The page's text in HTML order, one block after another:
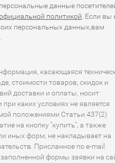
данные
политикой . Если вы
персональных данных,вам
касающаяся
стоимости товаров, скидок и
доставки и оплаты, носит
каких условиях не является
положениями Статьи 437(2)
на кнопку "купить", а также
иных форм, не накладывает на
Присланное по e-mail
формы заявки на